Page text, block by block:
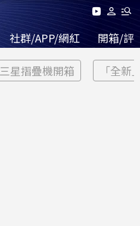
社群/APP/網紅 開箱/評
三星摺疊機開箱 「全新